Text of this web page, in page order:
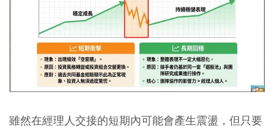
雖然在經理人交接的短期內可能會產生震盪，但只要